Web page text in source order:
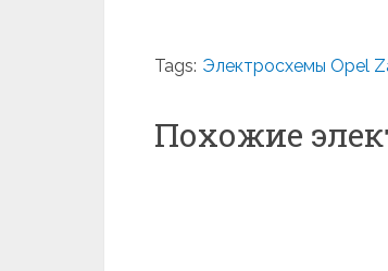
Tags: Электросхемы Opel
Похожие